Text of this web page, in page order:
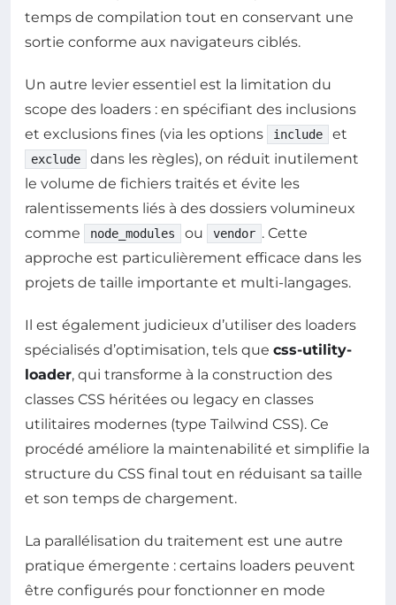
temps de compilation tout en conservant une
sortie conforme aux navigateurs ciblés.
Un autre levier essentiel est la limitation du
scope des loaders : en spécifiant des inclusions
et exclusions fines (via les options
include et
exclude
dans les règles), on réduit inutilement
le volume de fichiers traités et évite les
ralentissements liés à des dossiers volumineux
comme
node_modules ou vendor . Cette
approche est particulièrement efficace dans les
projets de taille importante et multi-langages.
Il est également judicieux d’utiliser des loaders
spécialisés d’optimisation, tels que css-utility-
loader, qui transforme à la construction des
classes CSS héritées ou legacy en classes
utilitaires modernes (type Tailwind CSS). Ce
procédé améliore la maintenabilité et simplifie la
structure du CSS final tout en réduisant sa taille
et son temps de chargement.
La parallélisation du traitement est une autre
pratique émergente : certains loaders peuvent
être configurés pour fonctionner en mode